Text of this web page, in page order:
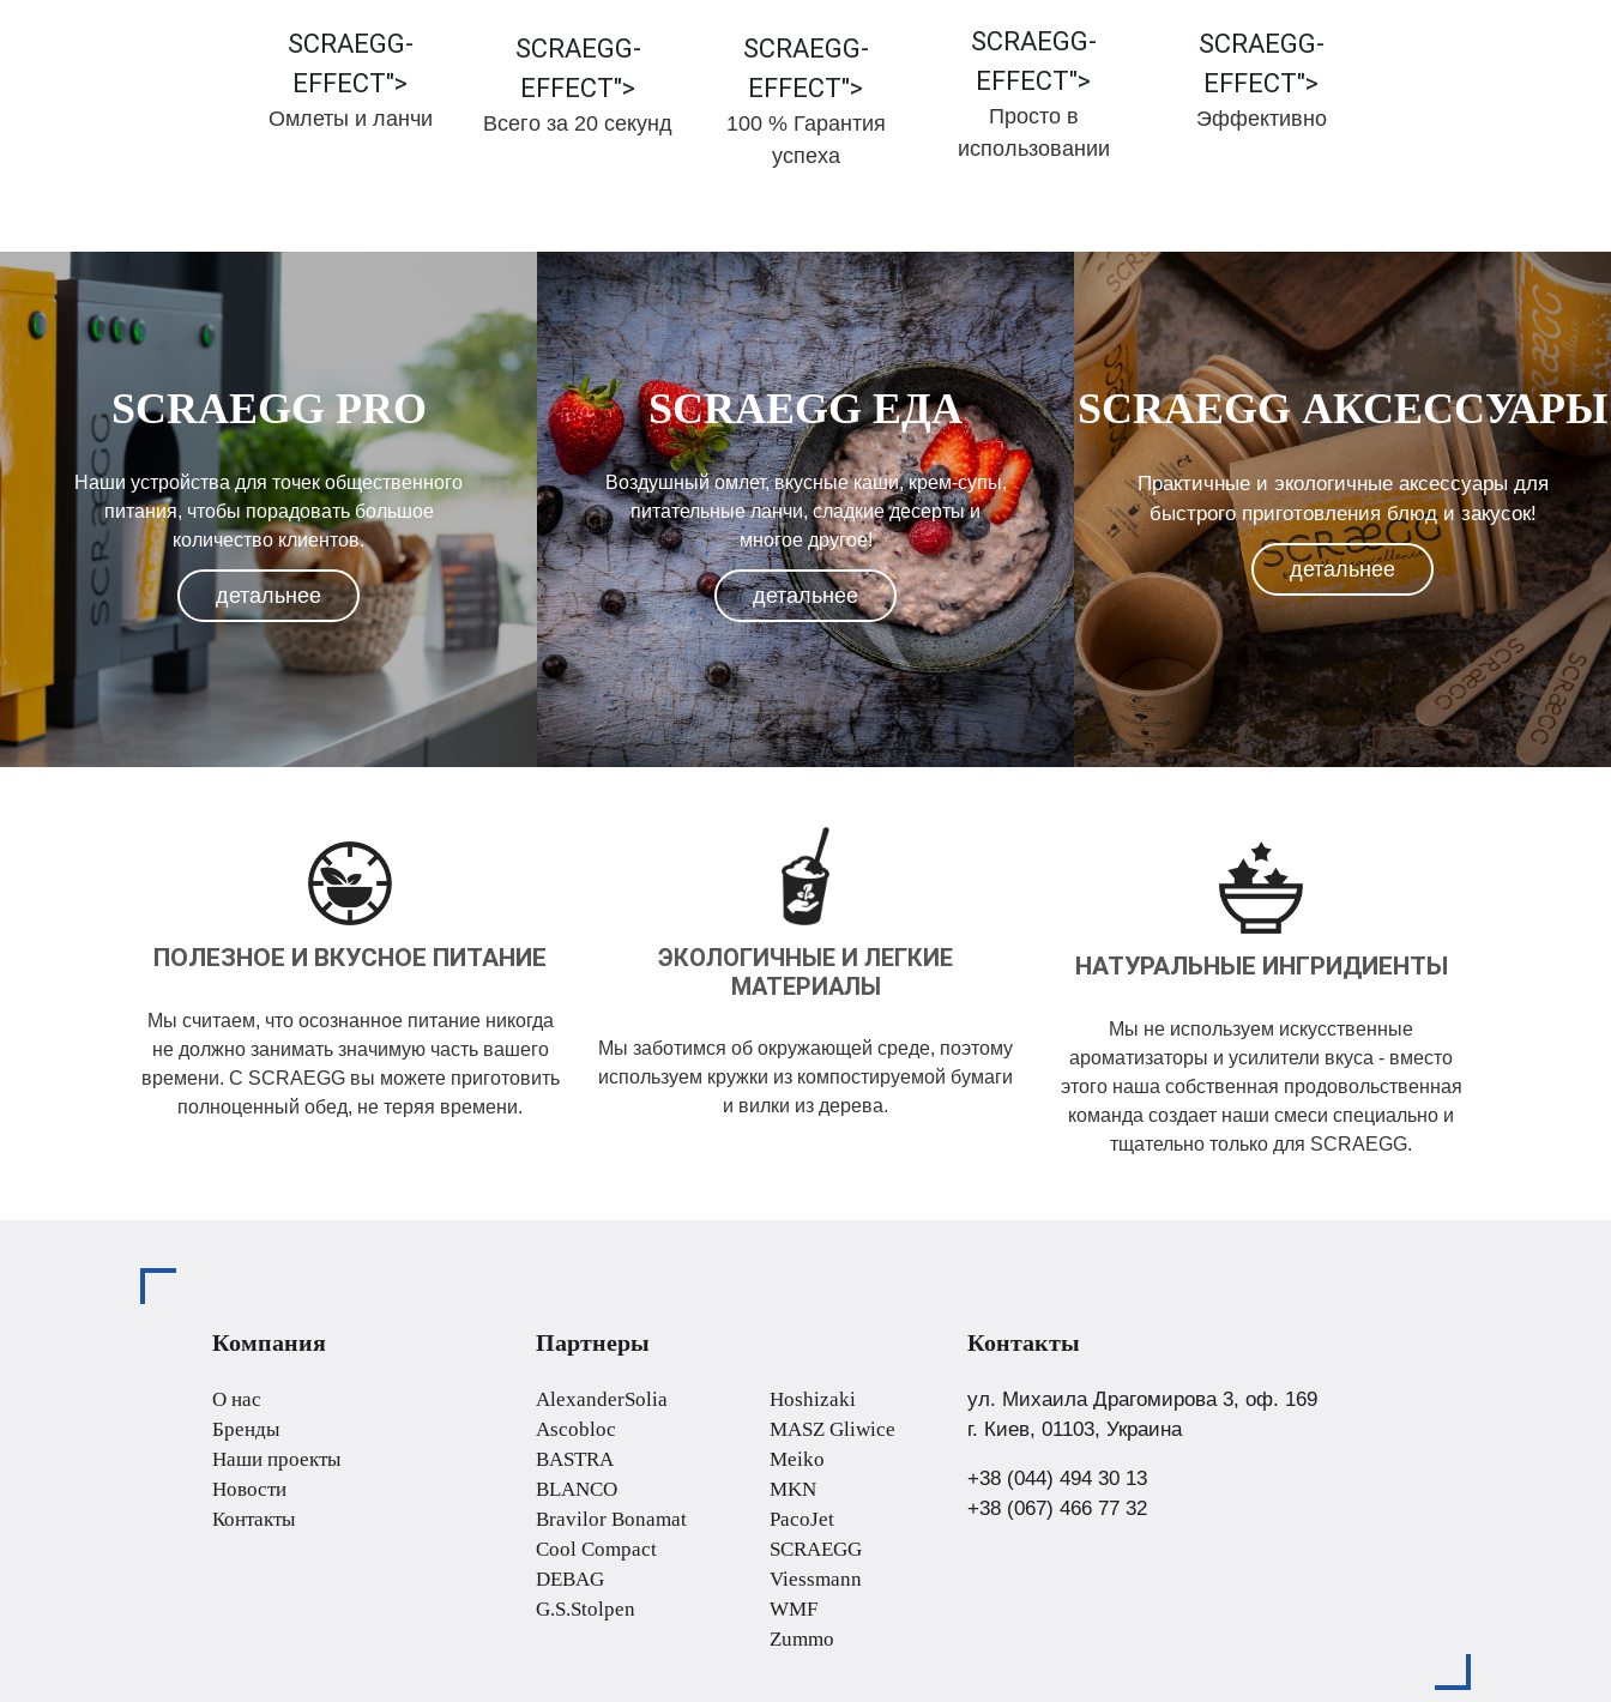
SCRAEGG-
EFFECT">
Омлеты и ланчи
SCRAEGG-
EFFECT">
Всего за 20 секунд
SCRAEGG-
EFFECT">
100 % Гарантия
успеха
SCRAEGG-
EFFECT">
Просто в
использовании
SCRAEGG-
EFFECT">
Эффективно
SCRAEGG PRO
Наши устройства для точек общественного
питания, чтобы порадовать большое
количество клиентов.
детальнее
SCRAEGG ЕДА
Воздушный омлет, вкусные каши, крем-супы,
питательные ланчи, сладкие десерты и
многое другое!
детальнее
SCRAEGG АКСЕССУАРЫ
Практичные и экологичные аксессуары для
быстрого приготовления блюд и закусок!
детальнее
ПОЛЕЗНОЕ И ВКУСНОЕ ПИТАНИЕ
Мы считаем, что осознанное питание никогда
не должно занимать значимую часть вашего
времени. С SCRAEGG вы можете приготовить
полноценный обед, не теряя времени.
ЭКОЛОГИЧНЫЕ И ЛЕГКИЕ
МАТЕРИАЛЫ
Мы заботимся об окружающей среде, поэтому
используем кружки из компостируемой бумаги
и вилки из дерева.
НАТУРАЛЬНЫЕ ИНГРИДИЕНТЫ
Мы не используем искусственные
ароматизаторы и усилители вкуса - вместо
этого наша собственная продовольственная
команда создает наши смеси специально и
тщательно только для SCRAEGG.
Компания
О нас
Бренды
Наши проекты
Новости
Контакты
Партнеры
AlexanderSolia
Ascobloc
BASTRA
BLANCO
Bravilor Bonamat
Cool Compact
DEBAG
G.S.Stolpen
Hoshizaki
MASZ Gliwice
Meiko
MKN
PacoJet
SCRAEGG
Viessmann
WMF
Zummo
Контакты
ул. Михаила Драгомирова 3, оф. 169
г. Киев, 01103, Украина
+38 (044) 494 30 13
+38 (067) 466 77 32